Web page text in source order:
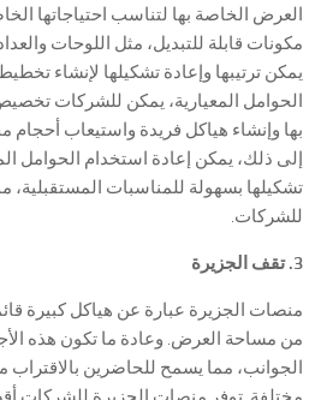
العرض الخاصة بها لتناسب احتياجاتها
مكونات قابلة للتبديل، مثل اللوحات
يمكن ترتيبها وإعادة تشكيلها لإنشاء
الحوامل المعيارية، يمكن للشركات
بها وإنشاء هياكل فريدة واستيعاب أحجام
إلى ذلك، يمكن إعادة استخدام الحوامل
تشكيلها بسهولة للمناسبات المستقبلية،
للشركات.
3. تقف الجزيرة
منصات الجزيرة عبارة عن هياكل كبيرة
من مساحة العرض. وعادة ما تكون هذه
الجوانب، مما يسمح للحاضرين بالاقتراب